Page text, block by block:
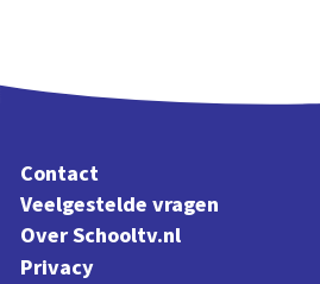
Contact
Veelgestelde vragen
Over Schooltv.nl
Privacy